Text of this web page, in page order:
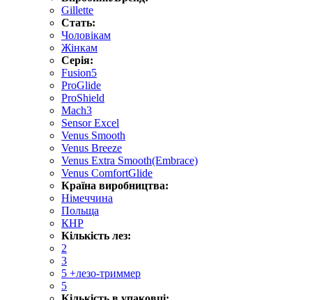
Gillette
Стать:
Чоловікам
Жінкам
Серія:
Fusion5
ProGlide
ProShield
Mach3
Sensor Excel
Venus Smooth
Venus Breeze
Venus Extra Smooth(Embrace)
Venus ComfortGlide
Країна виробництва:
Німеччина
Польща
КНР
Кількість лез:
2
3
5 +лезо-триммер
5